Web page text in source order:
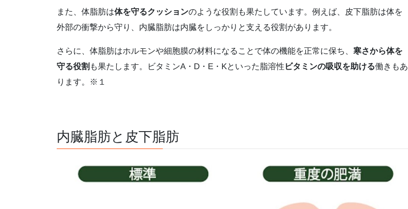
また、体脂肪は体を守るクッションのような役割も果たしています。例えば、皮下脂肪は体を
外部の衝撃から守り、内臓脂肪は内臓をしっかりと支える役割があります。
さらに、体脂肪はホルモンや細胞膜の材料になることで体の機能を正常に保ち、 寒さから体を
守る役割 も果たします。ビタミンA・D・E・Kといった脂溶性 ビタミンの吸収を助ける働きもあ
ります。※１
内臓脂肪と皮下脂肪